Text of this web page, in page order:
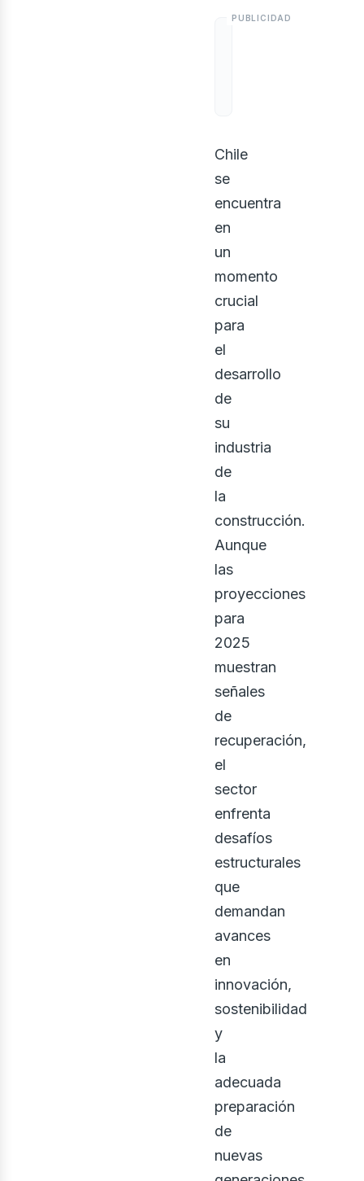
Chile
se
encuentra
en
un
momento
crucial
para
el
desarrollo
de
su
industria
de
la
construcción.
Aunque
las
proyecciones
para
2025
muestran
señales
de
recuperación,
el
sector
enfrenta
desafíos
estructurales
que
demandan
avances
en
innovación,
sostenibilidad
y
la
adecuada
preparación
de
nuevas